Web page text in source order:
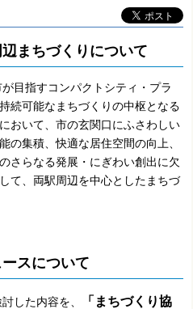
まちづくりについて
目指すコンパクトシティ・プラ
続可能なまちづくりの中枢となる
おいて、市の玄関口にふさわしい
の集積、快適な居住空間の向上、
さらなる発展・にぎわい創出に欠
て、両駅周辺を中心としたまちづ
スについて
した内容を、
「まちづくり協